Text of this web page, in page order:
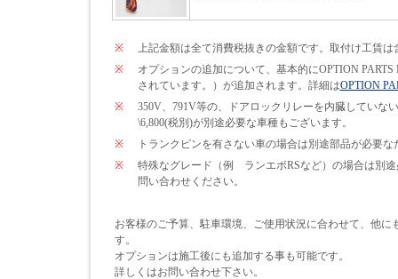
※
上記金額は全て消費税抜きの金額です。取付け工賃は
※
オプションの追加について、基本的にOPTION
されています。）が追加されます。詳細はOPTION
※
350V、791V等の、ドアロックリレーを内臓してい
\6,800(税別)が別途必要な車種もございます。
※
トランクピンを有さない車の場合は別途部品が必要な
※
特殊なグレード（例 ランエボRSなど）の場合は別
問い合わせください。
お客様のご予算、駐車環境、ご使用状況に合わせて、他に
す。
オプションは施工後にも追加する事も可能です。
詳しくはお問い合わせ下さい。